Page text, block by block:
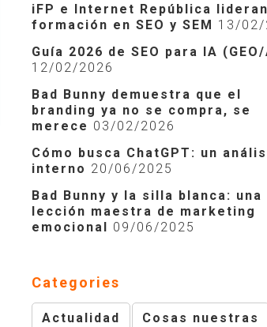
iFP e Internet República
formación en SEO y SEM 13/02/
Guía 2026 de SEO para IA (GEO/
12/02/2026
Bad Bunny demuestra que el
branding ya no se compra, se
merece 03/02/2026
Cómo busca ChatGPT: un
interno 20/06/2025
Bad Bunny y la silla blanca: una
lección maestra de marketing
emocional 09/06/2025
Categories
Actualidad Cosas nuestras